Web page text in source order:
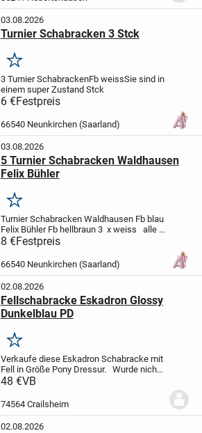
und...
03.08.2026
Turnier Schabracken 3 Stck
Merken
3 Turnier SchabrackenFb weissSie sind in
einem super Zustand Stck
6 €Festpreis
66540 Neunkirchen (Saarland)
03.08.2026
5 Turnier Schabracken Waldhausen
Felix Bühler
Merken
Turnier Schabracken Waldhausen Fb blau
Felix Bühler Fb hellbraun 3 x weiss
alle
in gutem wenig benutzten Zustand
8 €Festpreis
66540 Neunkirchen (Saarland)
02.08.2026
Fellschabracke Eskadron Glossy
Dunkelblau PD
Merken
Verkaufe diese Eskadron Schabracke mit
Fell in Größe Pony Dressur. Wurde nicht
so oft genutzt und so gut es geht geputzt.
Privatverkauf keine Garantie,...
48 €VB
74564 Crailsheim
02.08.2026